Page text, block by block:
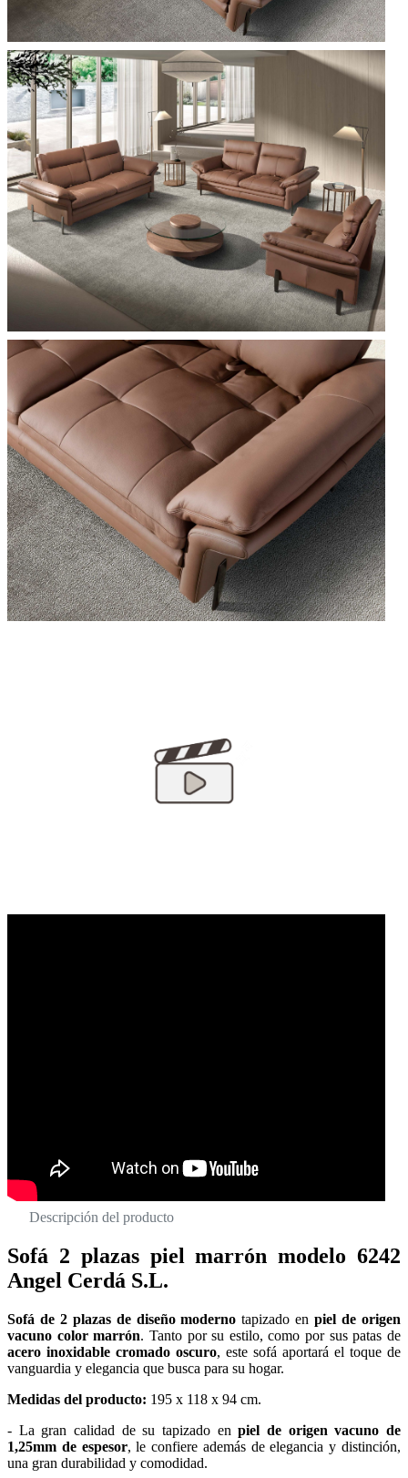
Descripción del producto
Sofá 2 plazas piel marrón modelo 6242
Angel Cerdá S.L.
Sofá de 2 plazas de diseño moderno tapizado enpiel de origen
vacuno color marrón. Tanto por su estilo, como por sus patas de
acero inoxidable cromado oscuro, este sofá aportará el toque de
vanguardia y elegancia que busca para su hogar.
Medidas del producto: 195 x 118 x 94 cm.
- La gran calidad de su tapizado enpiel de origen vacuno de
1,25mm de espesor, le confiere además de elegancia y distinción,
una gran durabilidad y comodidad.